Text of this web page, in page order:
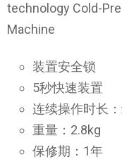
technology Cold-
Machine
装置安全锁
5秒快速装置
连续操作时长
重量：2.8kg
保修期：1年